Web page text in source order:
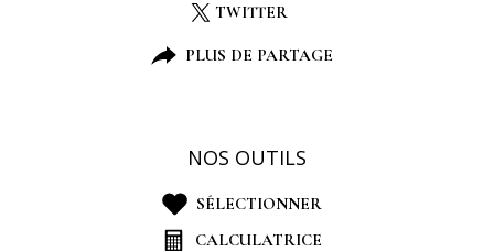
TWITTER
PLUS DE PARTAGE
NOS OUTILS
SÉLECTIONNER
CALCULATRICE